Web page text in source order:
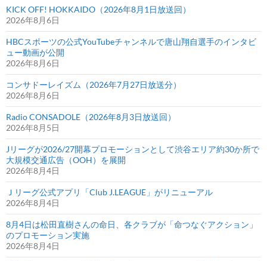
KICK OFF! HOKKAIDO（2026年8月1日放送回）
2026年8月6日
HBCスポーツの公式YouTubeチャンネルで唐山翔自選手のインタビ
ュー動画が公開
2026年8月6日
コンサドーレイズム（2026年7月27日放送分）
2026年8月6日
Radio CONSADOLE（2026年8月3日放送回）
2026年8月5日
Jリーグが2026/27開幕プロモーションとして渋谷エリア約30か所で
大規模交通広告（OOH）を展開
2026年8月4日
Ｊリーグ公式アプリ「Club J.LEAGUE」がリニューアル
2026年8月4日
8月4日は松田直樹さんの命日、各クラブが「命つなぐアクション」
のプロモーション実施
2026年8月4日